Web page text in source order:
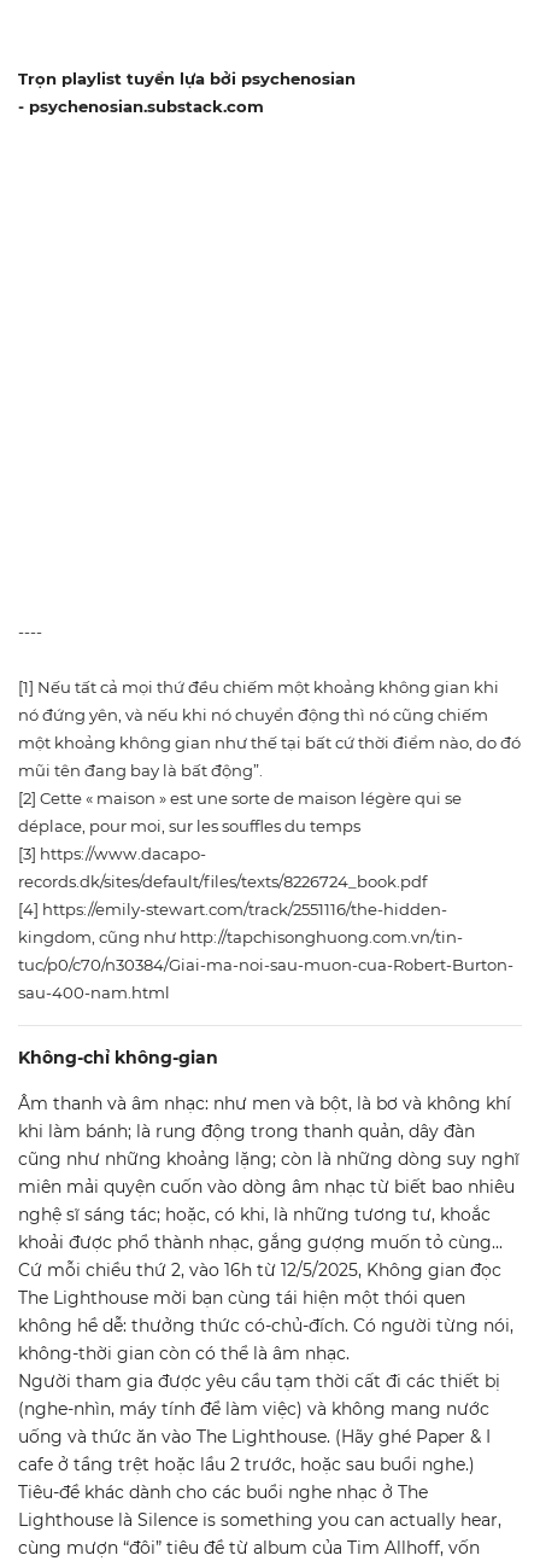
Trọn playlist tuyển lựa bởi psychenosian
- psychenosian.substack.com
----
[1] Nếu tất cả mọi thứ đều chiếm một khoảng không gian khi
nó đứng yên, và nếu khi nó chuyển động thì nó cũng chiếm
một khoảng không gian như thế tại bất cứ thời điểm nào, do đó
mũi tên đang bay là bất động”.
[2] Cette « maison » est une sorte de maison légère qui se
déplace, pour moi, sur les souffles du temps
[3] https://www.dacapo-
records.dk/sites/default/files/texts/8226724_book.pdf
[4] https://emily-stewart.com/track/2551116/the-hidden-
kingdom, cũng như http://tapchisonghuong.com.vn/tin-
tuc/p0/c70/n30384/Giai-ma-noi-sau-muon-cua-Robert-Burton-
sau-400-nam.html
Không-chỉ không-gian
Âm thanh và âm nhạc: như men và bột, là bơ và không khí
khi làm bánh; là rung động trong thanh quản, dây đàn
cũng như những khoảng lặng; còn là những dòng suy nghĩ
miên mải quyện cuốn vào dòng âm nhạc từ biết bao nhiêu
nghệ sĩ sáng tác; hoặc, có khi, là những tương tư, khoắc
khoải được phổ thành nhạc, gắng gượng muốn tỏ cùng...
Cứ mỗi chiều thứ 2, vào 16h từ 12/5/2025, Không gian đọc
The Lighthouse mời bạn cùng tái hiện một thói quen
không hề dễ: thưởng thức có-chủ-đích. Có người từng nói,
không-thời gian còn có thể là âm nhạc.
Người tham gia được yêu cầu tạm thời cất đi các thiết bị
(nghe-nhìn, máy tính để làm việc) và không mang nước
uống và thức ăn vào The Lighthouse. (Hãy ghé Paper & I
cafe ở tầng trệt hoặc lầu 2 trước, hoặc sau buổi nghe.)
Tiêu-đề khác dành cho các buổi nghe nhạc ở The
Lighthouse là Silence is something you can actually hear,
cùng mượn “đôi” tiêu đề từ album của Tim Allhoff, vốn